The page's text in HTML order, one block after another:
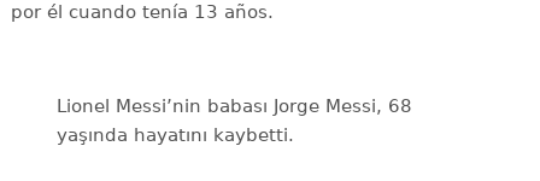
por él cuando tenía 13 años.
Lionel Messi’nin babası Jorge Messi, 68
yaşında hayatını kaybetti.